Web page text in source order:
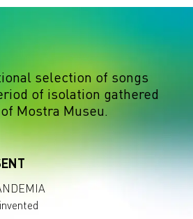
selection of songs
of isolation gathered
Mostra Museu.